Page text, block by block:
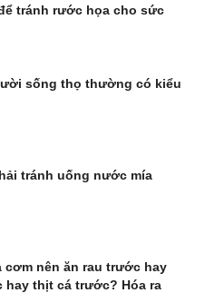
tránh rước họa cho sức
sống thọ thường có kiểu
tránh uống nước mía
cơm nên ăn rau trước hay
hay thịt cá trước? Hóa ra